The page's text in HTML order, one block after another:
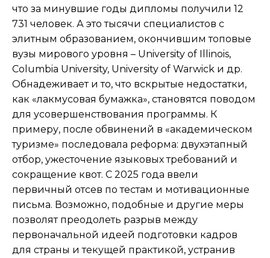
что за минувшие годы дипломы получили 12
731 человек. А это тысячи специалистов с
элитным образованием, окончившим топовые
вузы мирового уровня – University of Illinois,
Columbia University, University of Warwick и др.
Обнадеживает и то, что вскрытые недостатки,
как «лакмусовая бумажка», становятся поводом
для усовершенствования программы. К
примеру, после обвинений в «академическом
туризме» последовала реформа: двухэтапный
отбор, ужесточение языковых требований и
сокращение квот. С 2025 года ввели
первичный отсев по тестам и мотивационные
письма. Возможно, подобные и другие меры
позволят преодолеть разрыв между
первоначальной идеей подготовки кадров
для страны и текущей практикой, устранив